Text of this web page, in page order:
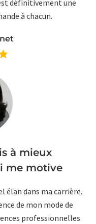
définitivement une
à chacun.
à mieux
me motive
élan dans ma carrière.
de mon mode de
professionnelles.